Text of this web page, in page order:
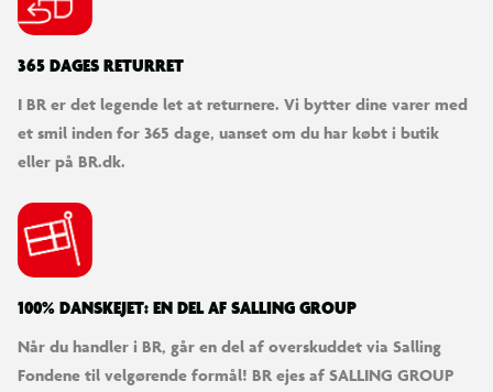
365 DAGES RETURRET
I BR er det legende let at returnere. Vi bytter dine varer med
et smil inden for 365 dage, uanset om du har købt i butik
eller på BR.dk.
100% DANSKEJET: EN DEL AF SALLING GROUP
Når du handler i BR, går en del af overskuddet via Salling
Fondene til velgørende formål! BR ejes af SALLING GROUP